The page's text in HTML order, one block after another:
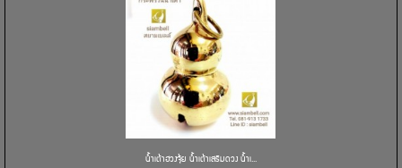
น้ำเต้าฮวงจุ้ย น้ำเต้าเสริมดวง น้ำเ...